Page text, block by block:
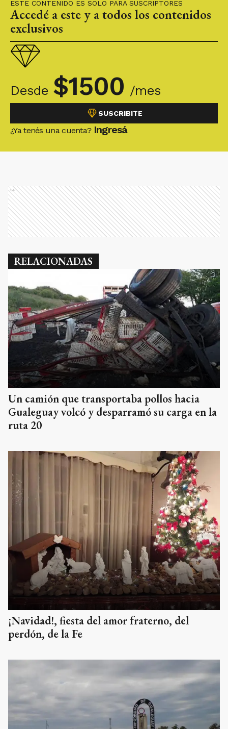
ESTE CONTENIDO ES SOLO PARA SUSCRIPTORES
Accedé a este y a todos los contenidos
exclusivos
Desde $1500 /mes
SUSCRIBITE
¿Ya tenés una cuenta? Ingresá
Ads
RELACIONADAS
Un camión que transportaba pollos hacia
Gualeguay volcó y desparramó su carga en la
ruta 20
¡Navidad!, fiesta del amor fraterno, del
perdón, de la Fe